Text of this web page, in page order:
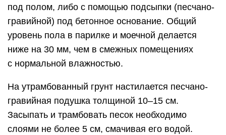
под полом, либо с помощью подсыпки (песчано-
гравийной) под бетонное основание. Общий
уровень пола в парилке и моечной делается
ниже на 30 мм, чем в смежных помещениях
с нормальной влажностью.
На утрамбованный грунт настилается песчано-
гравийная подушка толщиной 10–15 см.
Засыпать и трамбовать песок необходимо
слоями не более 5 см, смачивая его водой.